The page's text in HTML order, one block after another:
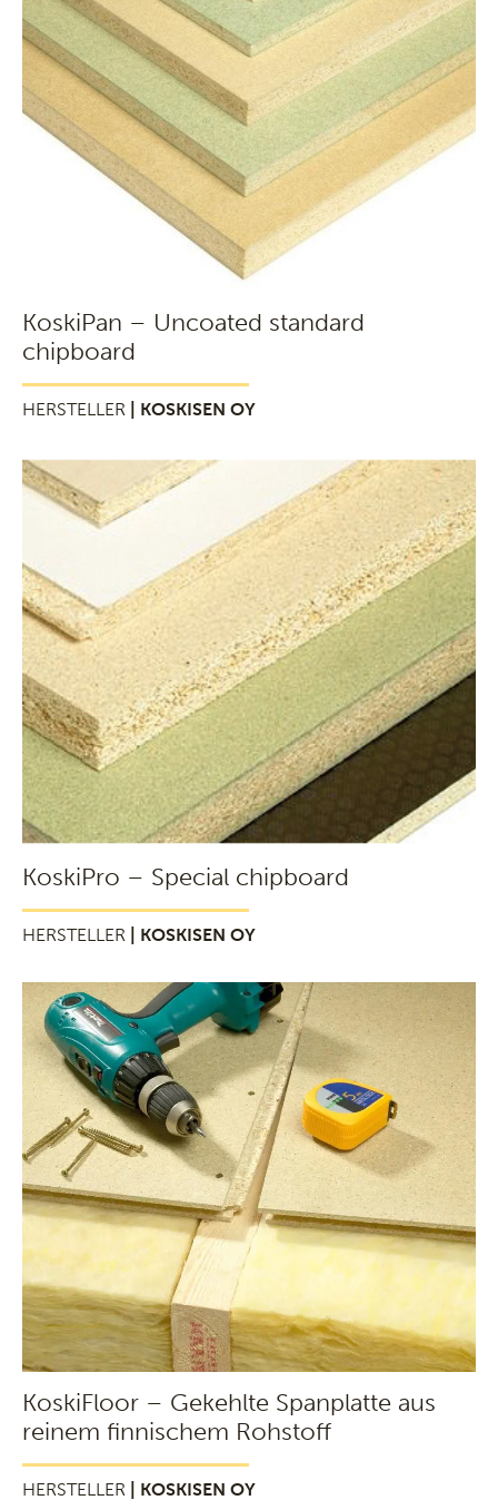
KoskiPan – Uncoated standard
chipboard
HERSTELLER | KOSKISEN OY
KoskiPro – Special chipboard
HERSTELLER | KOSKISEN OY
KoskiFloor – Gekehlte Spanplatte aus
reinem finnischem Rohstoff
HERSTELLER | KOSKISEN OY